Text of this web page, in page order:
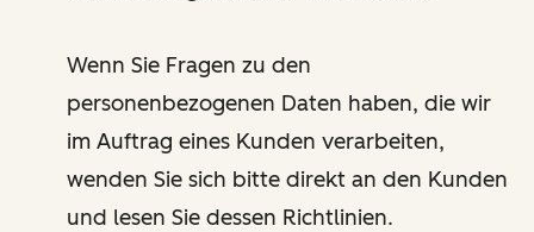
Wenn Sie Fragen zu den
personenbezogenen Daten haben, die wir
im Auftrag eines Kunden verarbeiten,
wenden Sie sich bitte direkt an den Kunden
und lesen Sie dessen Richtlinien.